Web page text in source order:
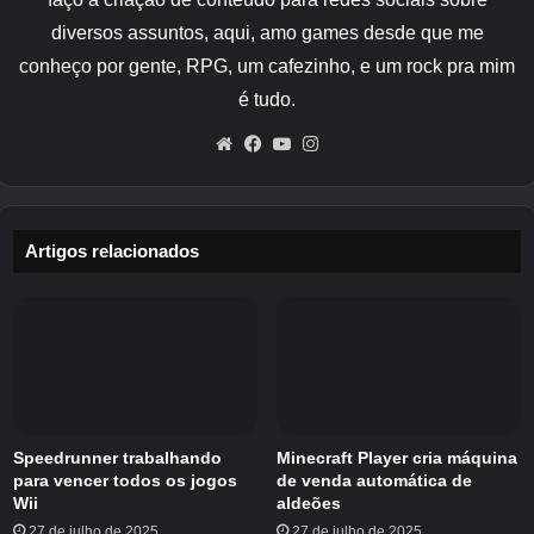
velocidade e personagens altamente distintos.
Agora, títulos independentes comoThunder
Raye o próximoBoxe de menino grande
juntam -se a um novo desafiante.
Cada jogo revelado no dia dos desenvolvedores
2025
diversos assuntos, aqui, amo games desde que me
conheço por gente, RPG, um cafezinho, e um rock pra mim
é tudo.
WebsiteFacebook
YouTube
Artigos relacionados
Speedrunner trabalhando
para vencer todos os jogos
Wii
Minecraft Player cria máquina
de venda automática de
aldeões